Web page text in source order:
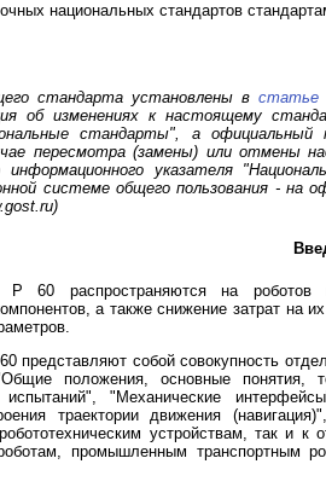
национальных стандартов
стандарта установлены в статье
об изменениях к настоящему
стандарты", а
пересмотра (замены) или отмены
информационного указателя
системе общего пользования - на
)
60 распространяются на роботов
а также снижение затрат на
представляют собой совокупность
положения, основные понятия,
"Механические
траектории движения
устройствам, так и
промышленным транспортным